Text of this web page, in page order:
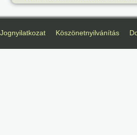
Jognyilatkozat Köszönetnyilvánítás